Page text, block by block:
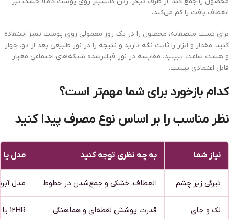
انعطاف بافت را کم می‌کند.
برای تست منصفانه، محصول را در یک روز معمولی روی پوست تمیز استفاده
کنید، مقدار و ابزار را ثابت نگه دارید و نتیجه را در نور طبیعی بعد از دو، چهار
و هشت ساعت ببینید. مقایسه در نور فیلترشده شبکه‌های اجتماعی معیار
قابل اعتمادی نیست.
کدام بازخورد برای شما مهم‌تر است؟
نظر مناسب را بر اساس نوع مصرف پیدا کنید
نیاز شما به چه نظری توجه کنید مدل
تیرگی زیر چشم انعطاف، خشکی و جمع‌شدن در خطوط مدل
لک و جای
قدرت پوشش نقطه‌ای و هماهنگی
12HR یا پالت اصلاح رنگ